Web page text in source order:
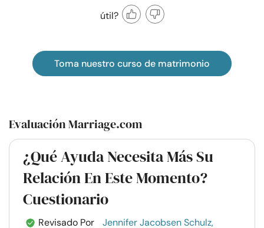
útil?
Toma nuestro curso de matrimonio
Evaluación Marriage.com
¿Qué Ayuda Necesita Más Su
Relación En Este Momento?
Cuestionario
Revisado Por Jennifer Jacobsen Schulz,